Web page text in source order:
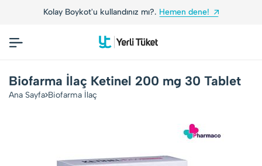
Kolay Boykot'u kullandınız mı?. Hemen dene!
Biofarma İlaç Ketinel 200 mg 30 Tablet
Ana Sayfa Biofarma İlaç